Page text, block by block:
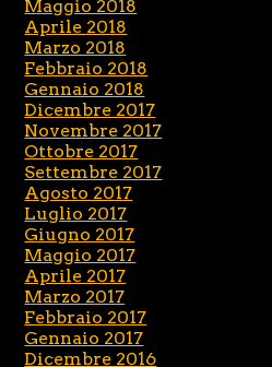
Maggio 2018
Aprile 2018
Marzo 2018
Febbraio 2018
Gennaio 2018
Dicembre 2017
Novembre 2017
Ottobre 2017
Settembre 2017
Agosto 2017
Luglio 2017
Giugno 2017
Maggio 2017
Aprile 2017
Marzo 2017
Febbraio 2017
Gennaio 2017
Dicembre 2016